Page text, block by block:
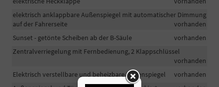
elektrisch anklappbare Außenspiegel mit automatischer Dimmung
auf der Fahrerseite
vorhanden
Sunset - getönte Scheiben ab der B-Säule
vorhanden
Zentralverriegelung mit Fernbedienung, 2 Klappschlüssel
vorhanden
Elektrisch verstellbare und beheizbare Außenspiegel
vorhanden